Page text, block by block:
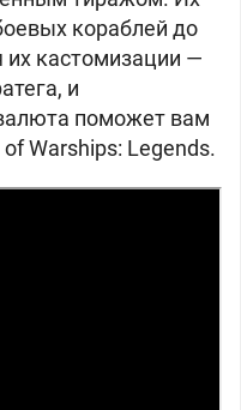
кораблей до
кастомизации —
и
поможет вам
Warships: Legends.